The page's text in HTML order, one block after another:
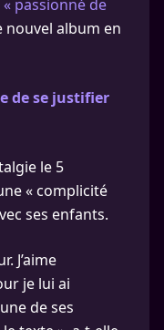
passionné de
nouvel album en
de se justifier
le 5
« complicité
ses enfants.
J’aime
je lui ai
de ses